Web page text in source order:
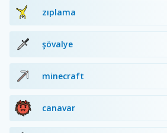
zıplama
şövalye
minecraft
canavar